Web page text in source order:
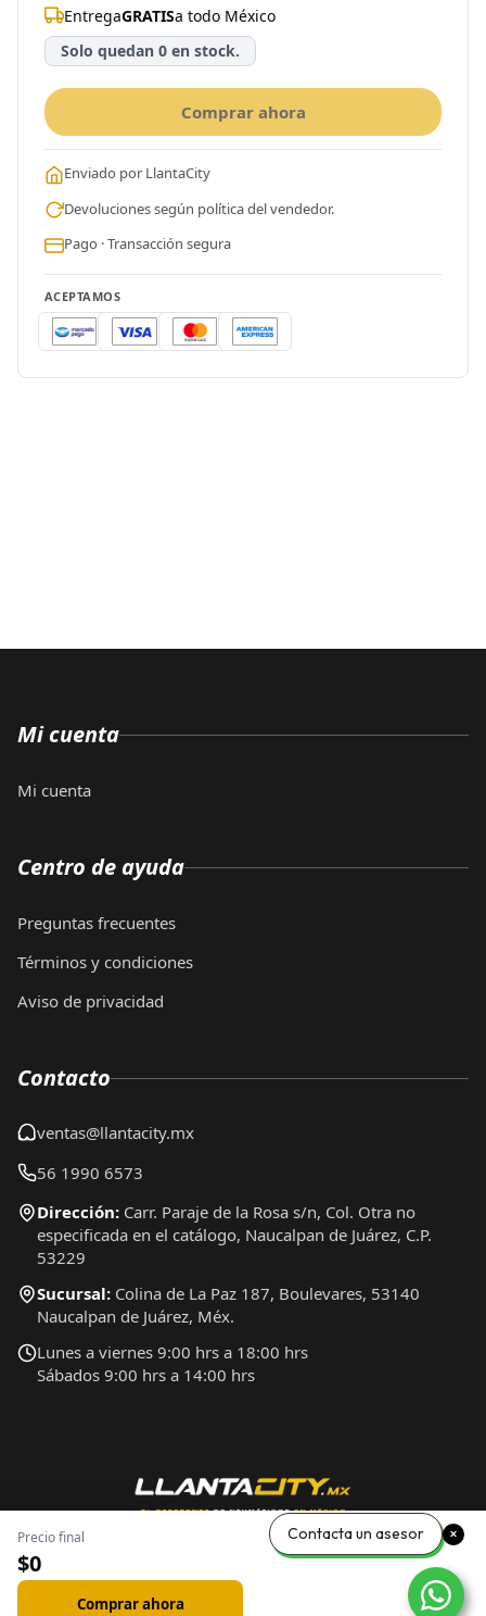
EntregaGRATISa todo México
Solo quedan 0 en stock.
Comprar ahora
Enviado por LlantaCity
Devoluciones según política del vendedor.
Pago · Transacción segura
ACEPTAMOS
Precio final
$0
Comprar ahora
Mi cuenta
Mi cuenta
Centro de ayuda
Preguntas frecuentes
Términos y condiciones
Aviso de privacidad
Contacto
ventas@llantacity.mx
56 1990 6573
Dirección: Carr. Paraje de la Rosa s/n, Col. Otra no
especificada en el catálogo, Naucalpan de Juárez, C.P.
53229
Sucursal: Colina de La Paz 187, Boulevares, 53140
Naucalpan de Juárez, Méx.
Lunes a viernes 9:00 hrs a 18:00 hrs
Sábados 9:00 hrs a 14:00 hrs
Contacta un asesor